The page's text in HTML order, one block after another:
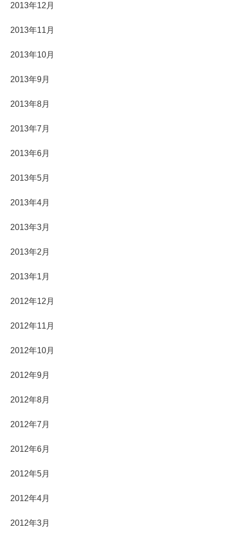
2013年12月
2013年11月
2013年10月
2013年9月
2013年8月
2013年7月
2013年6月
2013年5月
2013年4月
2013年3月
2013年2月
2013年1月
2012年12月
2012年11月
2012年10月
2012年9月
2012年8月
2012年7月
2012年6月
2012年5月
2012年4月
2012年3月